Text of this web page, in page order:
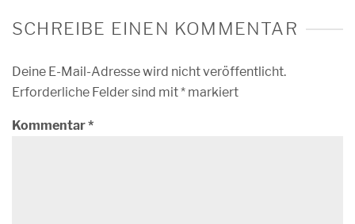
SCHREIBE EINEN KOMMENTAR
Deine E-Mail-Adresse wird nicht veröffentlicht.
Erforderliche Felder sind mit* markiert
Kommentar*